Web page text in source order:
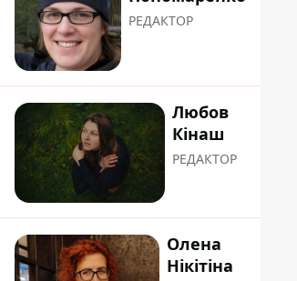
РЕДАКТОР
Любов
Кінаш
РЕДАКТОР
Олена
Нікітіна